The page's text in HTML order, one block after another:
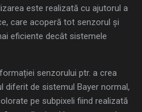
este realizată cu ajutorul a
care acoperă tot senzorul și
eficiente decât sistemele
senzorului ptr. a crea
de sistemul Bayer normal,
pe subpixeli fiind realizată